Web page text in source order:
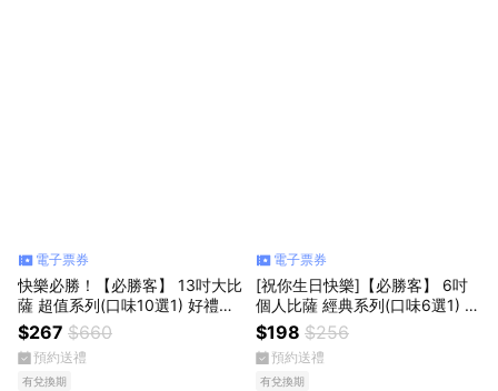
電子票券
快樂必勝！【必勝客】 13吋大比
薩 超值系列(口味10選1) 好禮即
享券
$267 $660
預約送禮
有兌換期
電子票券
[祝你生日快樂]【必勝客】 6吋
個人比薩 經典系列(口味6選1) L
套餐 好禮即享券
$198 $256
預約送禮
有兌換期